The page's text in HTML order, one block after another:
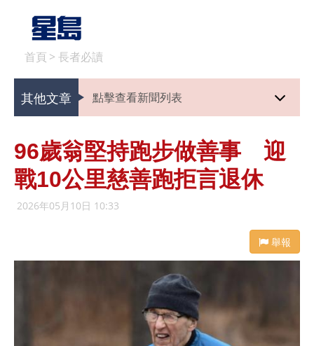
首頁 > 長者必讀
其他文章 點擊查看新聞列表
96歲翁堅持跑步做善事 迎
戰10公里慈善跑拒言退休
2026年05月10日 10:33
舉報